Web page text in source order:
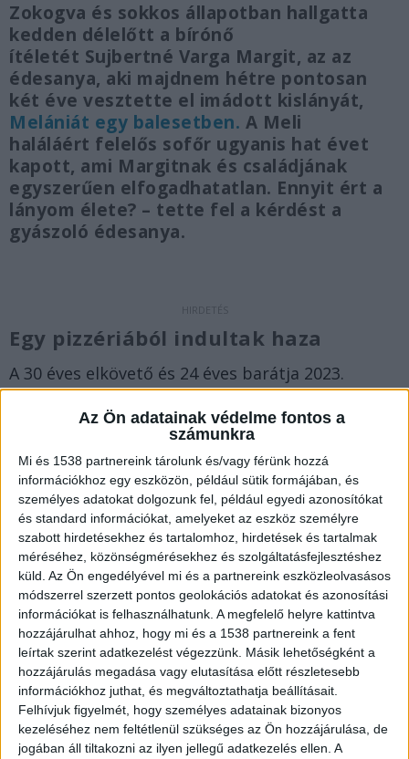
Az Ön adatainak védelme fontos a
számunkra
Mi és 1538 partnereink tárolunk és/vagy férünk hozzá
információkhoz egy eszközön, például sütik formájában, és
személyes adatokat dolgozunk fel, például egyedi azonosítókat
és standard információkat, amelyeket az eszköz személyre
szabott hirdetésekhez és tartalomhoz, hirdetések és tartalmak
méréséhez, közönségmérésekhez és szolgáltatásfejlesztéshez
küld. Az Ön engedélyével mi és a partnereink eszközleolvasásos
módszerrel szerzett pontos geolokációs adatokat és azonosítási
információkat is felhasználhatunk. A megfelelő helyre kattintva
hozzájárulhat ahhoz, hogy mi és a 1538 partnereink a fent
leírtak szerint adatkezelést végezzünk. Másik lehetőségként a
hozzájárulás megadása vagy elutasítása előtt részletesebb
információkhoz juthat, és megváltoztathatja beállításait.
Felhívjuk figyelmét, hogy személyes adatainak bizonyos
kezeléséhez nem feltétlenül szükséges az Ön hozzájárulása, de
jogában áll tiltakozni az ilyen jellegű adatkezelés ellen. A
Zokogva és sokkos állapotban hallgatta
kedden délelőtt a bírónő
ítéletét Sujbertné Varga Margit, az az
édesanya, aki majdnem hétre pontosan
két éve vesztette el imádott kislányát,
Melániát egy balesetben. A Meli
haláláért felelős sofőr ugyanis hat évet
kapott, ami Margitnak és családjának
egyszerűen elfogadhatatlan. Ennyit ért a
lányom élete? – tette fel a kérdést a
gyászoló édesanya.
Egy pizzériából indultak haza
A 30 éves elkövető és 24 éves barátja 2023.
község szórakozóhelyén italozott. Az ügy
sértettje, egy fiatal nő is itt töltötte az estét. Az
ittas férfiak hajnalban úgy határoztak, hogy
kocsival mennek haza Várpalotára, és a lány is
velük tartott.
Árokba hajtott
A 30 éves sofőr elindult Várpalota felé, a
megengedettnél gyorsabb, mintegy száz
kilométeres sebességgel letért az útról és az
árokba hajtott. A jármű az árok falának ütközött,
többször átfordult, és a tetején állt meg.